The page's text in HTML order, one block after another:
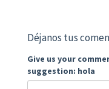
Déjanos tus
Give us your
suggestion: hola